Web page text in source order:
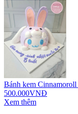
Bánh kem
500.000VNĐ
Xem thêm